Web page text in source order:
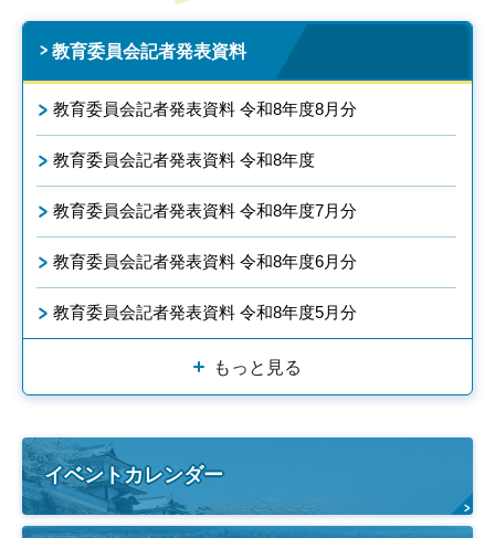
教育委員会記者発表資料
教育委員会記者発表資料 令和8年度8月分
教育委員会記者発表資料 令和8年度
教育委員会記者発表資料 令和8年度7月分
教育委員会記者発表資料 令和8年度6月分
教育委員会記者発表資料 令和8年度5月分
もっと見る
イベントカレンダー